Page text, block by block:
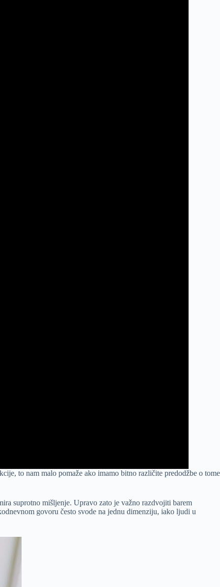
to nam malo pomaže ako imamo bitno različite predodžbe o tome
suprotno mišljenje. Upravo zato je važno razdvojiti barem
govoru često svode na jednu dimenziju, iako ljudi u